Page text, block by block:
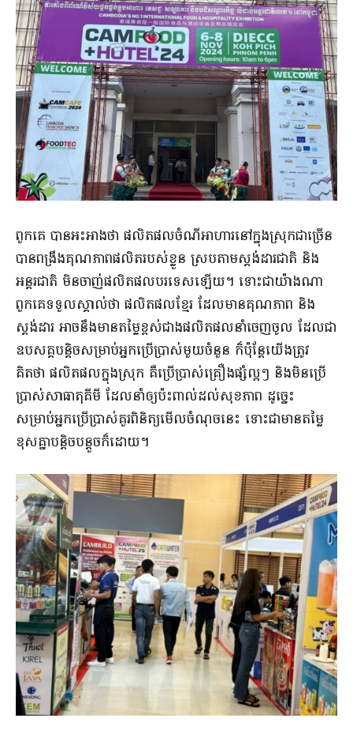
ពួកគេ បានអះអាងថា ផលិតផលចំណីអាហារនៅក្នុងស្រុកជាច្រើន
បានពង្រឹងគុណភាពផលិតរបស់ខ្លួន ស្របតាមស្តង់ដារជាតិ និង
អន្តរជាតិ មិនចាញ់ផលិតផលបរទេសឡើយ។ ទោះជាយ៉ាងណា
ពួកគេទទួលស្គាល់ថា ផលិតផលខ្មែរ ដែលមានគុណភាព និង
ស្តង់ដារ អាចនឹងមានតម្លៃខ្ពស់ជាងផលិតផលនាំចេញចូល ដែលជា
ឧបសគ្គបន្តិចសម្រាប់អ្នកប្រើប្រាស់មួយចំនួន ក៏ប៉ុន្តែយើងត្រូវ
គិតថា ផលិតផលក្នុងស្រុក គឺប្រើប្រាស់គ្រឿងផ្សំល្អៗ និងមិនប្រើ
ប្រាស់សាធាតុគីមី ដែលនាំឲ្យប៉ះពាល់ដល់សុខភាព ដូច្នេះ
សម្រាប់អ្នកប្រើប្រាស់គួរពិនិត្យមើលចំណុចនេះ ទោះជាមានតម្លៃ
ខុសគ្នាបន្តិចបន្តួចក៏ដោយ។